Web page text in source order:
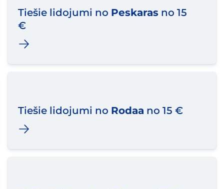
Tiešie lidojumi no Peskaras no 15
€
Tiešie lidojumi no Rodaa no 15 €